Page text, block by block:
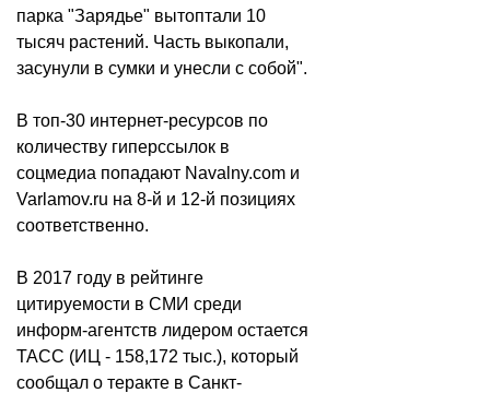
парка "Зарядье" вытоптали 10
тысяч растений. Часть выкопали,
засунули в сумки и унесли с собой".
В топ-30 интернет-ресурсов по
количеству гиперссылок в
соцмедиа попадают Navalny.com и
Varlamov.ru на 8-й и 12-й позициях
соответственно.
В 2017 году в рейтинге
цитируемости в СМИ среди
информ-агентств лидером остается
ТАСС (ИЦ - 158,172 тыс.), который
сообщал о теракте в Санкт-